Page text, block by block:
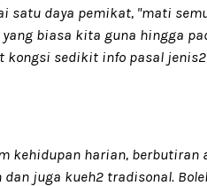
satu daya pemikat, "mati
biasa kita guna hingga
kongsi sedikit info pasal
kehidupan harian,
juga kueh2 tradisonal.